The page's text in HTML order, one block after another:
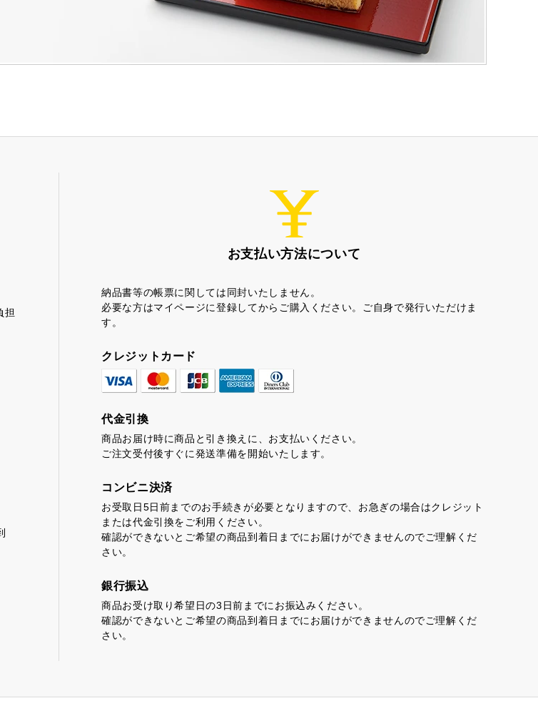
カステラ巻・三笠山
ちゃころん
浜松しんふぉにー
担
お支払い方法について
納品書等の帳票に関しては同封いたしません。
必要な方はマイページに登録してからご購入ください。ご自身で発行いただけま
す。
クレジットカード
代金引換
商品お届け時に商品と引き換えに、お支払いください。
ご注文受付後すぐに発送準備を開始いたします。
コンビニ決済
お受取日5日前までのお手続きが必要となりますので、お急ぎの場合はクレジット
または代金引換をご利用ください。
確認ができないとご希望の商品到着日までにお届けができませんのでご理解くだ
さい。
銀行振込
商品お受け取り希望日の3日前までにお振込みください。
確認ができないとご希望の商品到着日までにお届けができませんのでご理解くだ
さい。